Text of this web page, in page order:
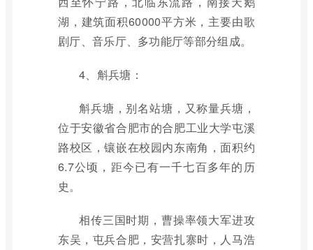
湖，建筑面积60000平方米，主要由歌
剧厅、音乐厅、多功能厅等部分组成。
4、斛兵塘：
斛兵塘，别名站塘，又称量兵塘，
位于安徽省合肥市的合肥工业大学屯溪
路校区，镶嵌在校园内东南角，面积约
6.7公顷，距今已有一千七百多年的历
史。
相传三国时期，曹操率领大军进攻
东吴，屯兵合肥，安营扎寨时，人马浩